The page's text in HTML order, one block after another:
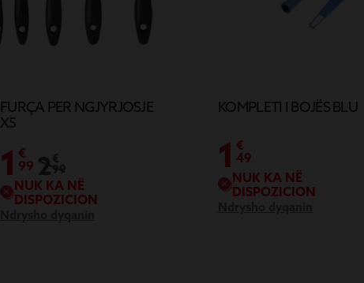
FURÇA PER NGJYRJOSJE
X5
1 €
99
NUK KA NË
DISPOZICION
KOMPLETI I BOJËS BLU
1 €
49
NUK KA NË
DISPOZICION